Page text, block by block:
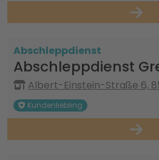
Abschleppdienst
Abschleppdienst
Albert-Einstein-Straße 6,
Kundenliebling